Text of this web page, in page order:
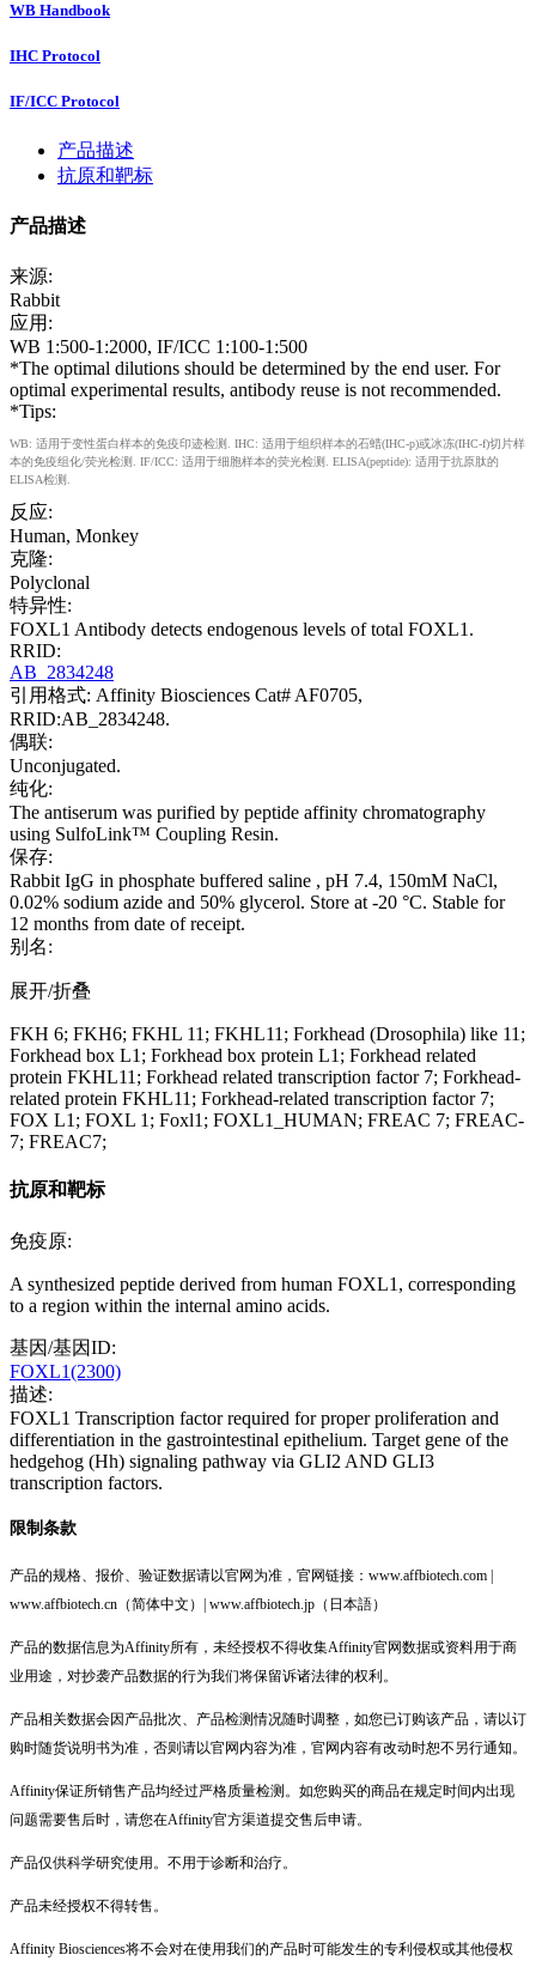
WB Handbook
IHC Protocol
IF/ICC Protocol
产品描述
抗原和靶标
产品描述
来源:
Rabbit
应用:
WB 1:500-1:2000, IF/ICC 1:100-1:500
*The optimal dilutions should be determined by the end user. For
optimal experimental results, antibody reuse is not recommended.
*Tips:
WB: 适用于变性蛋白样本的免疫印迹检测. IHC: 适用于组织样本的石蜡(IHC-p)或冰冻(IHC-f)切片样
本的免疫组化/荧光检测. IF/ICC: 适用于细胞样本的荧光检测. ELISA(peptide): 适用于抗原肽的
ELISA检测.
反应:
Human, Monkey
克隆:
Polyclonal
特异性:
FOXL1 Antibody detects endogenous levels of total FOXL1.
RRID:
AB_2834248
引用格式: Affinity Biosciences Cat# AF0705,
RRID:AB_2834248.
偶联:
Unconjugated.
纯化:
The antiserum was purified by peptide affinity chromatography
using SulfoLink™ Coupling Resin.
保存:
Rabbit IgG in phosphate buffered saline , pH 7.4, 150mM NaCl,
0.02% sodium azide and 50% glycerol. Store at -20 °C. Stable for
12 months from date of receipt.
别名:
展开/折叠
FKH 6; FKH6; FKHL 11; FKHL11; Forkhead (Drosophila) like 11;
Forkhead box L1; Forkhead box protein L1; Forkhead related
protein FKHL11; Forkhead related transcription factor 7; Forkhead-
related protein FKHL11; Forkhead-related transcription factor 7;
FOX L1; FOXL 1; Foxl1; FOXL1_HUMAN; FREAC 7; FREAC-
7; FREAC7;
抗原和靶标
免疫原:
A synthesized peptide derived from human FOXL1, corresponding
to a region within the internal amino acids.
基因/基因ID:
FOXL1(2300)
描述:
FOXL1 Transcription factor required for proper proliferation and
differentiation in the gastrointestinal epithelium. Target gene of the
hedgehog (Hh) signaling pathway via GLI2 AND GLI3
transcription factors.
限制条款
产品的规格、报价、验证数据请以官网为准，官网链接：www.affbiotech.com |
www.affbiotech.cn（简体中文）| www.affbiotech.jp（日本語）
产品的数据信息为Affinity所有，未经授权不得收集Affinity官网数据或资料用于商
业用途，对抄袭产品数据的行为我们将保留诉诸法律的权利。
产品相关数据会因产品批次、产品检测情况随时调整，如您已订购该产品，请以订
购时随货说明书为准，否则请以官网内容为准，官网内容有改动时恕不另行通知。
Affinity保证所销售产品均经过严格质量检测。如您购买的商品在规定时间内出现
问题需要售后时，请您在Affinity官方渠道提交售后申请。
产品仅供科学研究使用。不用于诊断和治疗。
产品未经授权不得转售。
Affinity Biosciences将不会对在使用我们的产品时可能发生的专利侵权或其他侵权